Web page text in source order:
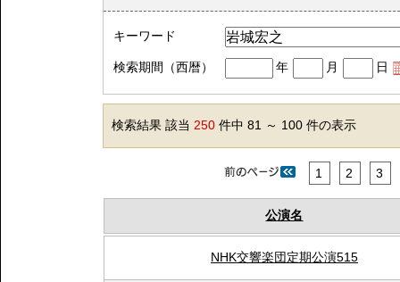
キーワード
検索期間（西暦） 年 月 日
検索結果 該当 250 件中 81 ～ 100 件の表示
1 2 3
公演名
NHK交響楽団定期公演515